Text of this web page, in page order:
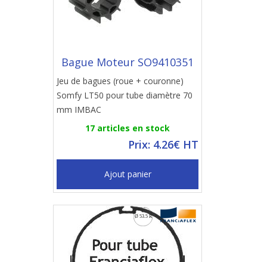
Bague Moteur SO9410351
Jeu de bagues (roue + couronne)
Somfy LT50 pour tube diamètre 70
mm IMBAC
17 articles en stock
Prix: 4.26€ HT
Ajout panier